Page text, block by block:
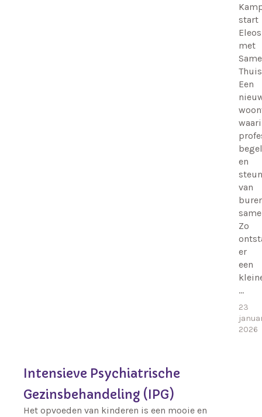
start
Eleos
met
Een
en
steun
van
Zo
er
een
…
23
2026
Intensieve Psychiatrische
Gezinsbehandeling (IPG)
Het opvoeden van kinderen is een mooie en